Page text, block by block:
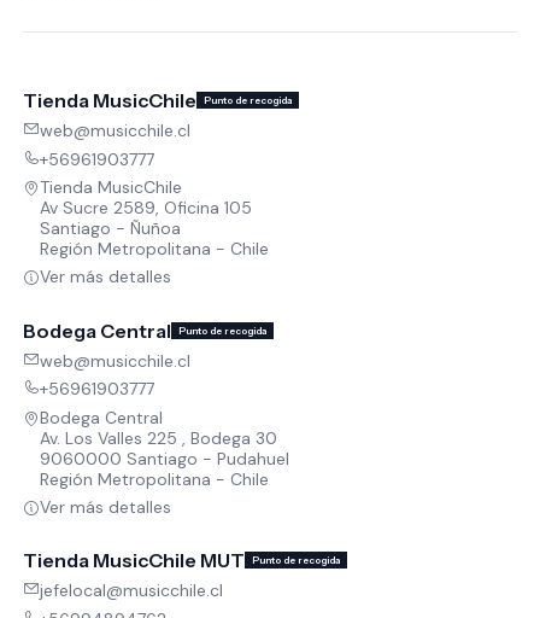
Tienda MusicChile Punto de recogida
web@musicchile.cl
+56961903777
Tienda MusicChile
Av Sucre 2589, Oficina 105
Santiago - Ñuñoa
Región Metropolitana - Chile
Ver más detalles
Bodega Central Punto de recogida
web@musicchile.cl
+56961903777
Bodega Central
Av. Los Valles 225 , Bodega 30
9060000 Santiago - Pudahuel
Región Metropolitana - Chile
Ver más detalles
Tienda MusicChile MUT Punto de recogida
jefelocal@musicchile.cl